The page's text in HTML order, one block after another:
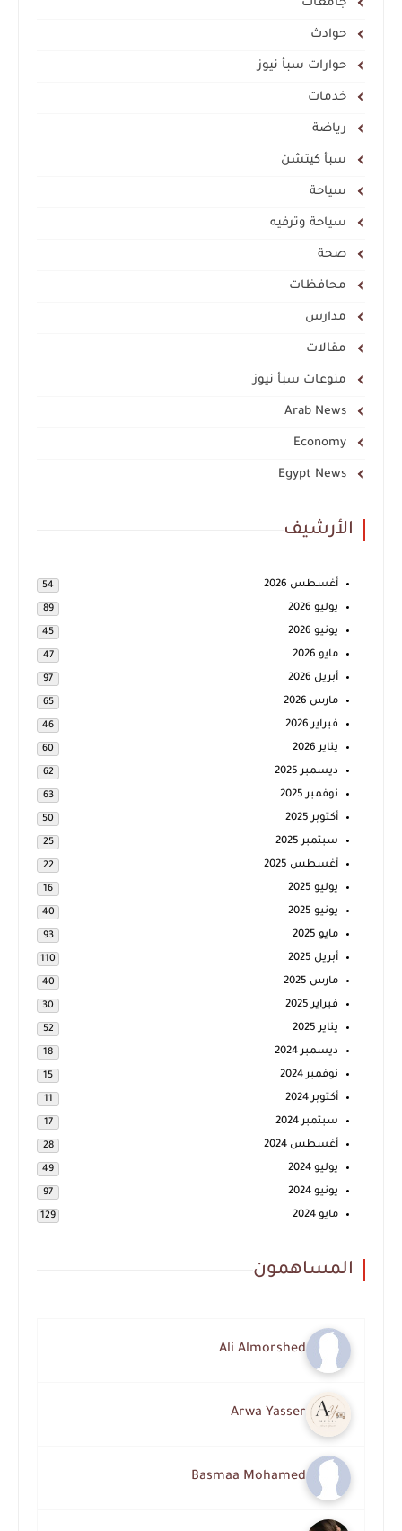
جامعات
حوادث
حوارات سبأ نيوز
خدمات
رياضة
سبأ كيتشن
سياحة
سياحة وترفيه
صحة
محافظات
مدارس
مقالات
منوعات سبأ نيوز
Arab News
Economy
Egypt News
الأرشيف
أغسطس 2026 54
يوليو 2026 89
يونيو 2026 45
مايو 2026 47
أبريل 2026 97
مارس 2026 65
فبراير 2026 46
يناير 2026 60
ديسمبر 2025 62
نوفمبر 2025 63
أكتوبر 2025 50
سبتمبر 2025 25
أغسطس 2025 22
يوليو 2025 16
يونيو 2025 40
مايو 2025 93
أبريل 2025 110
مارس 2025 40
فبراير 2025 30
يناير 2025 52
ديسمبر 2024 18
نوفمبر 2024 15
أكتوبر 2024 11
سبتمبر 2024 17
أغسطس 2024 28
يوليو 2024 49
يونيو 2024 97
مايو 2024 129
المساهمون
Ali Almorshed
Arwa Yasser
Basmaa Mohamed